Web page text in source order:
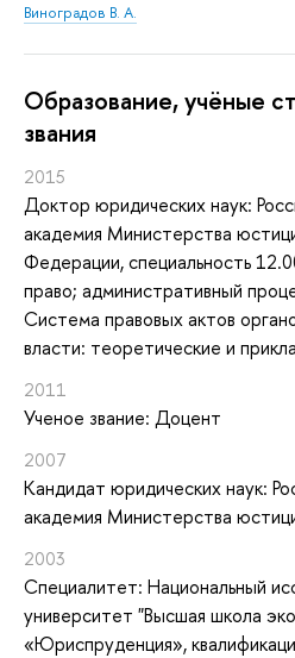
Виноградов В. А.
Oбразование, учёные
звания
2015
Доктор юридических наук:
академия Министерства
Федерации, специальность
право; административный
Система правовых актов
власти: теоретические и
2011
Ученое звание: Доцент
2007
Кандидат юридических наук:
академия Министерства
2003
Специалитет: Национальный
университет "Высшая школа
«Юриспруденция»,